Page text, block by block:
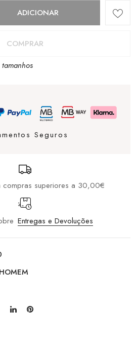
ADICIONAR
COMPRAR
Seguros
compras superiores a 30,00€
Entregas e Devoluções